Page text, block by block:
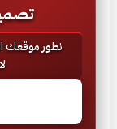
نطور موقعك